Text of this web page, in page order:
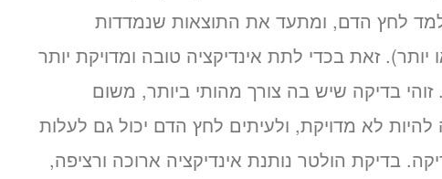
לחץ הדם, ומתעד את התוצאות שנמדדות
זאת בכדי לתת אינדיקציה טובה ומדויקת יותר
בדיקה שיש בה צורך מהותי ביותר, משום
לא מדויקת, ולעיתים לחץ הדם יכול גם לעלות
בדיקת הולטר נותנת אינדיקציה ארוכה ורציפה,